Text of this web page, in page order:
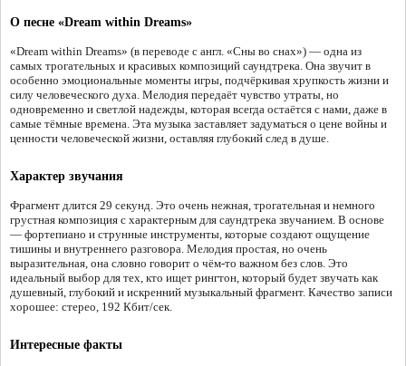
О песне «Dream within Dreams»
«Dream within Dreams» (в переводе с англ. «Сны во снах») — одна из
самых трогательных и красивых композиций саундтрека. Она звучит в
особенно эмоциональные моменты игры, подчёркивая хрупкость жизни и
силу человеческого духа. Мелодия передаёт чувство утраты, но
одновременно и светлой надежды, которая всегда остаётся с нами, даже в
самые тёмные времена. Эта музыка заставляет задуматься о цене войны и
ценности человеческой жизни, оставляя глубокий след в душе.
Характер звучания
Фрагмент длится 29 секунд. Это очень нежная, трогательная и немного
грустная композиция с характерным для саундтрека звучанием. В основе
— фортепиано и струнные инструменты, которые создают ощущение
тишины и внутреннего разговора. Мелодия простая, но очень
выразительная, она словно говорит о чём-то важном без слов. Это
идеальный выбор для тех, кто ищет рингтон, который будет звучать как
душевный, глубокий и искренний музыкальный фрагмент. Качество записи
хорошее: стерео, 192 Кбит/сек.
Интересные факты